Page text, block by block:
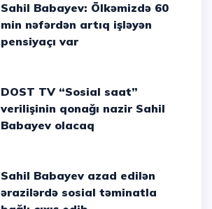
Sahil Babayev: Ölkəmizdə 60
min nəfərdən artıq işləyən
pensiyaçı var
DOST TV “Sosial saat”
verilişinin qonağı nazir Sahil
Babayev olacaq
Sahil Babayev azad edilən
ərazilərdə sosial təminatla